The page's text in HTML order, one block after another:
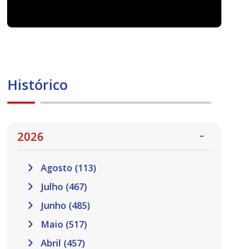
Histórico
2026
Agosto (113)
Julho (467)
Junho (485)
Maio (517)
Abril (457)